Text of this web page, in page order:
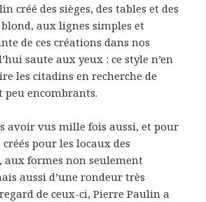
créé des sièges, des tables et des
aux lignes simples et
de ces créations dans nos
saute aux yeux : ce style n’en
les citadins en recherche de
peu encombrants.
avoir vus mille fois aussi, et pour
créés pour les locaux des
formes non seulement
aussi d’une rondeur très
de ceux-ci, Pierre Paulin a